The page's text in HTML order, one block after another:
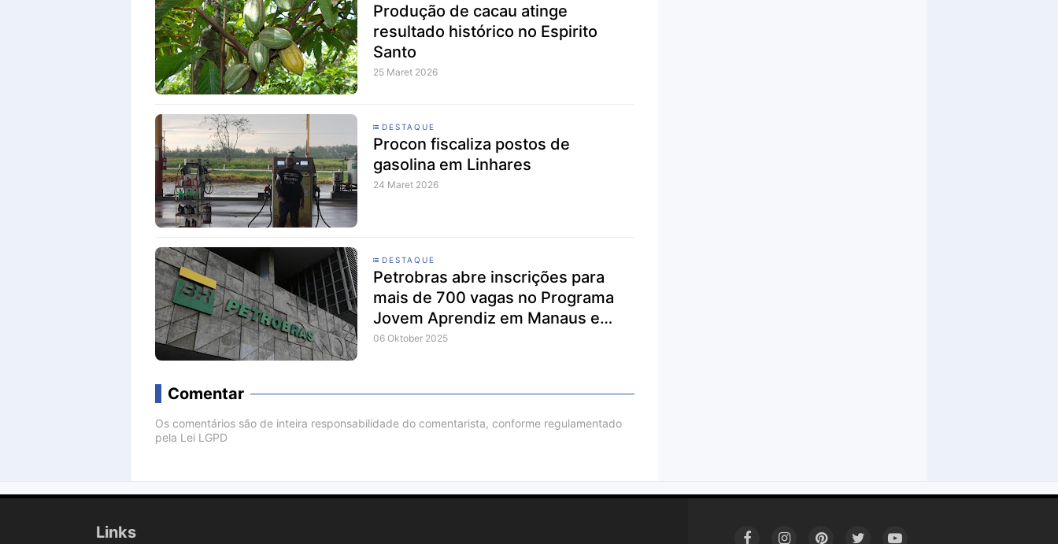
Produção de cacau atinge
resultado histórico no Espirito
Santo
25 Maret 2026
DESTAQUE
Procon fiscaliza postos de
gasolina em Linhares
24 Maret 2026
DESTAQUE
Petrobras abre inscrições para
mais de 700 vagas no Programa
Jovem Aprendiz em Manaus e
outras cidades
06 Oktober 2025
Comentar
Os comentários são de inteira responsabilidade do comentarista, conforme regulamentado
pela Lei LGPD
Links